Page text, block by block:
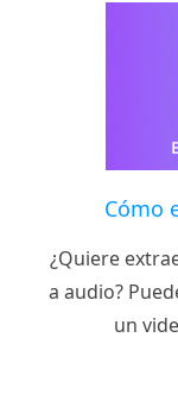
Cómo
¿Quiere
a audio?
un